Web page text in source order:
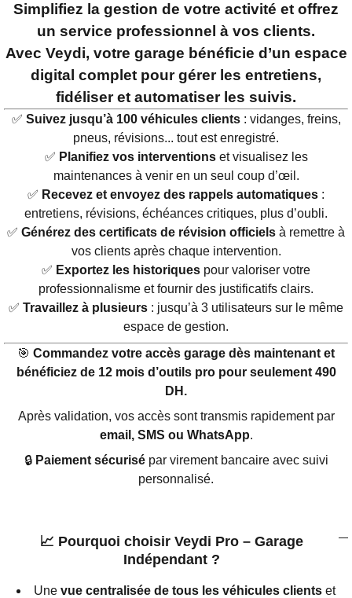
Simplifiez la gestion de votre activité et offrez
un service professionnel à vos clients.
Avec Veydi, votre garage bénéficie d’un espace
digital complet pour gérer les entretiens,
fidéliser et automatiser les suivis.
✅ Suivez jusqu’à 100 véhicules clients: vidanges, freins,
pneus, révisions... tout est enregistré.
✅ Planifiez vos interventionset visualisez les
maintenances à venir en un seul coup d’œil.
✅ Recevez et envoyez des rappels automatiques :
entretiens, révisions, échéances critiques, plus d’oubli.
✅ Générez des certificats de révision officiels à remettre à
vos clients après chaque intervention.
✅ Exportez les historiques pour valoriser votre
professionnalisme et fournir des justificatifs clairs.
✅ Travaillez à plusieurs : jusqu’à 3 utilisateurs sur le même
espace de gestion.
🎯 Commandez votre accès garage dès maintenant et
bénéficiez de 12 mois d’outils pro pour seulement 490
DH.
Après validation, vos accès sont transmis rapidement par
email, SMS ou WhatsApp.
🔒 Paiement sécurisépar virement bancaire avec suivi
personnalisé.
📈 Pourquoi choisir Veydi Pro – Garage
Indépendant ?
Une vue centralisée de tous les véhicules clients et